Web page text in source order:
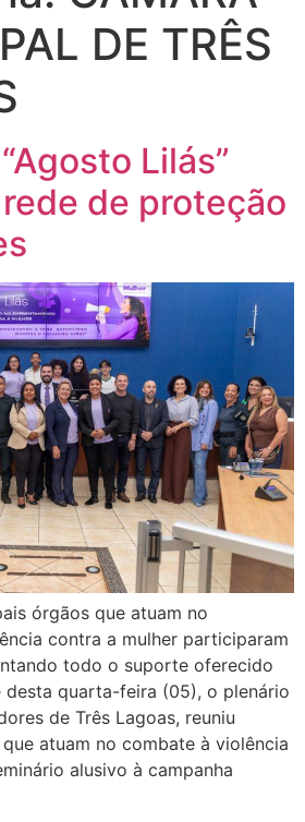
DE TRÊS
Lilás”
de proteção
órgãos que atuam no
contra a mulher participaram
todo o suporte oferecido
desta quarta-feira (05), o plenário
de Três Lagoas, reuniu
atuam no combate à violência
alusivo à campanha